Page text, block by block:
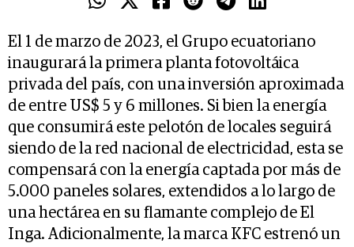
El 1 de marzo de 2023, el Grupo ecuatoriano
inaugurará la primera planta fotovoltáica
privada del país, con una inversión aproximada
de entre US$ 5 y 6 millones. Si bien la energía
que consumirá este pelotón de locales seguirá
siendo de la red nacional de electricidad, esta se
compensará con la energía captada por más de
5.000 paneles solares, extendidos a lo largo de
una hectárea en su flamante complejo de El
Inga. Adicionalmente, la marca KFC estrenó un